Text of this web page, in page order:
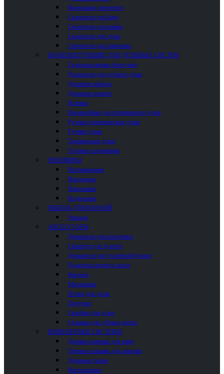
Напольные смесители
Смесители для биде
Смесители для ванны
Смесители для душа
Смесители для раковины
КОМПЛЕКТУЮЩИЕ ДЛЯ ДУШЕВЫХ СИСТЕМ
Гидромассажные форсунки
Держатели для ручного душа
Душевые наборы
Душевые шланги
Изливы
Кронштейны для тропического душа
Ручные гигиенические души
Ручные души
Тропические души
Угловые соединения
РАКОВИНЫ
Встраиваемые
Накладные
Напольные
Подвесные
МЕБЕЛЬ ДЛЯ ВАННОЙ
Зеркала
АКСЕССУАРЫ
Держатели для полотенец
Гарнитур для туалета
Держатели для туалетной бумаги
Дозаторы жидкого мыла
Крючки
Мыльницы
Полки для душа
Поручни
Скребки для душа
Стаканы для зубных щеток
ИНЖЕНЕРНЫЕ СИСТЕМЫ
Донные клапаны для ванн
Донные клапаны для раковин
Душевые трапы
Инсталляции